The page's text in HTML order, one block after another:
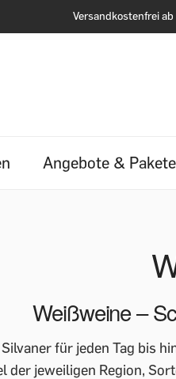
Versandkostenfrei
Angebote & Pakete
Weißweine –
für jeden Tag bis
der jeweiligen Region,